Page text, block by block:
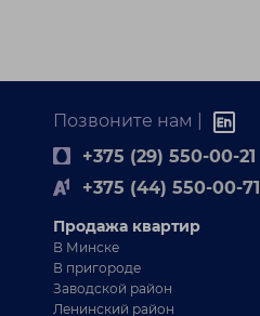
Позвоните нам |
+375 (29) 550-00-21
+375 (44) 550-00-71
Продажа квартир
В Минске
В пригороде
Заводской район
Ленинский район